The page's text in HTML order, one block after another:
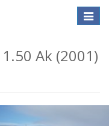
Toggle
Ak (2001)